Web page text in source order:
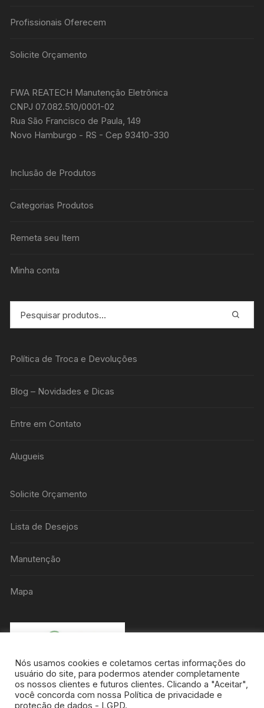
Profissionais Oferecem
Solicite Orçamento
FWA REATECH Manutenção Eletrônica
CNPJ 07.082.510/0001-02
Rua São Francisco de Paula, 149
Novo Hamburgo - RS - Cep 93410-330
Inclusão de Produtos
Categorias Produtos
Remeta seu Item
Minha conta
Política de Troca e Devoluções
Blog – Novidades e Dicas
Entre em Contato
Alugueis
Solicite Orçamento
Lista de Desejos
Manutenção
Mapa
Nós usamos cookies e coletamos certas informações do
usuário do site, para podermos atender completamente
os nossos clientes e futuros clientes. Clicando a "Aceitar",
você concorda com nossa Política de privacidade e
proteção de dados - LGPD.